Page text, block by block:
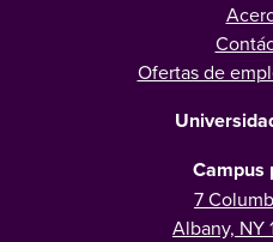
Ofertas de
Campus
7
Albany, NY